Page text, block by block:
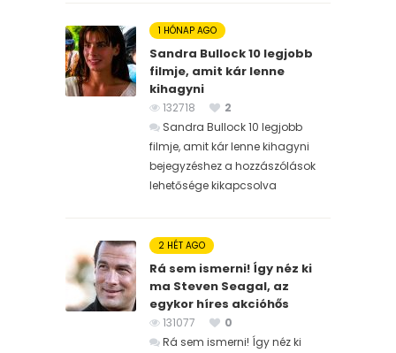
1 HÓNAP AGO
Sandra Bullock 10 legjobb
filmje, amit kár lenne
kihagyni
132718
2
Sandra Bullock 10 legjobb
filmje, amit kár lenne kihagyni
bejegyzéshez a hozzászólások
lehetősége kikapcsolva
2 HÉT AGO
Rá sem ismerni! Így néz ki
ma Steven Seagal, az
egykor híres akcióhős
131077
0
Rá sem ismerni! Így néz ki